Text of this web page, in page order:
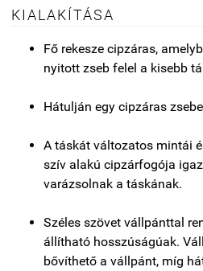
KIALAKÍTÁSA
Fő rekesze cipzáras,
nyitott zseb felel a kisebb
Hátulján egy cipzáras
A táskát változatos mintái
szív alakú cipzárfogója
varázsolnak a táskának.
Széles szövet vállpánttal
állítható hosszúságúak.
bővíthető a vállpánt, míg